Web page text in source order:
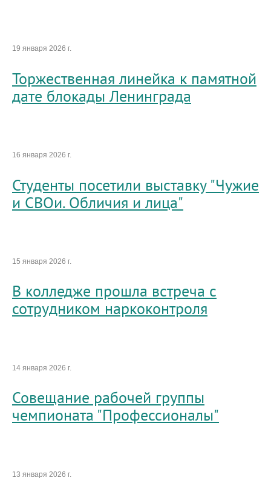
19 января 2026 г.
Торжественная линейка к памятной
дате блокады Ленинграда
16 января 2026 г.
Студенты посетили выставку "Чужие
и СВОи. Обличия и лица"
15 января 2026 г.
В колледже прошла встреча с
сотрудником наркоконтроля
14 января 2026 г.
Совещание рабочей группы
чемпионата "Профессионалы"
13 января 2026 г.